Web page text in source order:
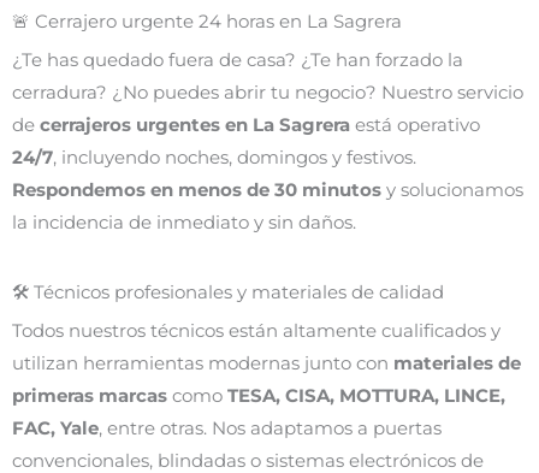
🚨 Cerrajero urgente 24 horas en La Sagrera
¿Te has quedado fuera de casa? ¿Te han forzado la
cerradura? ¿No puedes abrir tu negocio? Nuestro servicio
de cerrajeros urgentes en La Sagrera está operativo
24/7, incluyendo noches, domingos y festivos.
Respondemos en menos de 30 minutos y solucionamos
la incidencia de inmediato y sin daños.
🛠️ Técnicos profesionales y materiales de calidad
Todos nuestros técnicos están altamente cualificados y
utilizan herramientas modernas junto con materiales de
primeras marcas como TESA, CISA, MOTTURA, LINCE,
FAC, Yale, entre otras. Nos adaptamos a puertas
convencionales, blindadas o sistemas electrónicos de